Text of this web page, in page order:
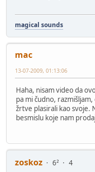
magical sounds
mac
13-07-2009, 01:13:06
Haha, nisam video da
pa mi čudno,
žrtve plasirali kao svoje.
besmislu koje nam
zoskoz 6²
4